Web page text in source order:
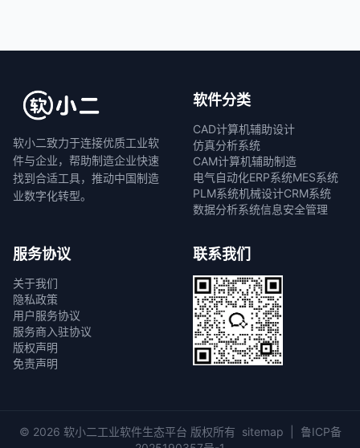
软小二致力于连接优质工业软
件与企业，帮助制造企业快速
找到合适工具，推动中国制造
业数字化转型。
软件分类
CAD计算机辅助设计
仿真分析系统
CAM计算机辅助制造
电气自动化ERP系统MES系统
PLM系统机械设计CRM系统
数据分析系统信息安全管理
服务协议
关于我们
隐私政策
用户服务协议
服务商入驻协议
版权声明
免责声明
联系我们
© 2026 软小二工业软件生态平台 版权所有 sitemap
鲁ICP备